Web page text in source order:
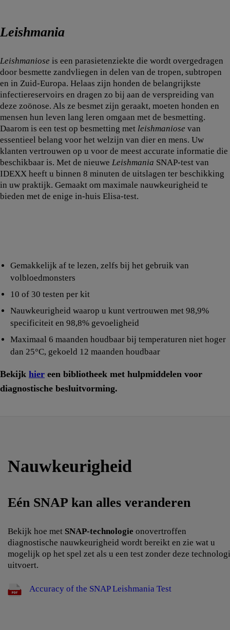
Leishmania
Leishmaniose is een parasietenziekte die wordt overgedragen
door besmette zandvliegen in delen van de tropen, subtropen
en in Zuid-Europa. Helaas zijn honden de belangrijkste
infectiereservoirs en dragen zo bij aan de verspreiding van
deze zoönose. Als ze besmet zijn geraakt, moeten honden en
mensen hun leven lang leren omgaan met de besmetting.
Daarom is een test op besmetting met leishmaniose van
essentieel belang voor het welzijn van dier en mens. Uw
klanten vertrouwen op u voor de meest accurate informatie die
beschikbaar is. Met de nieuwe Leishmania SNAP-test van
IDEXX heeft u binnen 8 minuten de uitslagen ter beschikking
in uw praktijk. Gemaakt om maximale nauwkeurigheid te
bieden met de enige in-huis Elisa-test.
Gemakkelijk af te lezen, zelfs bij het gebruik van
volbloedmonsters
10 of 30 testen per kit
Nauwkeurigheid waarop u kunt vertrouwen met 98,9%
specificiteit en 98,8% gevoeligheid
Maximaal 6 maanden houdbaar bij temperaturen niet hoger
dan 25°C, gekoeld 12 maanden houdbaar
Bekijk hier een bibliotheek met hulpmiddelen voor
diagnostische besluitvorming.
Nauwkeurigheid
Eén SNAP kan alles veranderen
Bekijk hoe met SNAP-technologie onovertroffen
diagnostische nauwkeurigheid wordt bereikt en zie wat u
mogelijk op het spel zet als u een test zonder deze
uitvoert.
​ Accuracy of the SNAP Leishmania Test ​